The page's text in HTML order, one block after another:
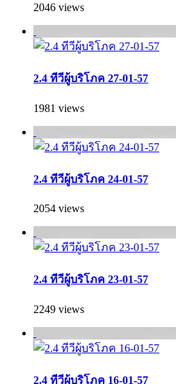
2046 views
2.4 ทีวีผู้บริโภค 27-01-57
1981 views
2.4 ทีวีผู้บริโภค 24-01-57
2054 views
2.4 ทีวีผู้บริโภค 23-01-57
2249 views
2.4 ทีวีผู้บริโภค 16-01-57